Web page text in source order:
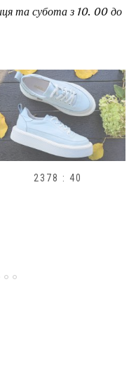
та субота з 10. 00 до